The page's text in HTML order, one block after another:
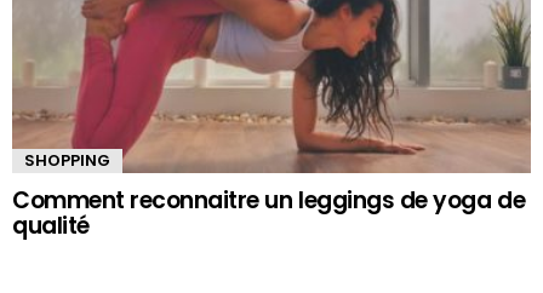
SHOPPING
Comment reconnaitre un leggings de yoga de
qualité